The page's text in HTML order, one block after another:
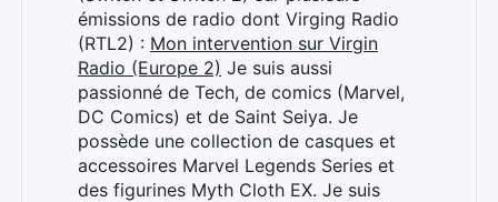
émissions de radio dont Virging Radio
(RTL2) : Mon intervention sur Virgin
Radio (Europe 2) Je suis aussi
passionné de Tech, de comics (Marvel,
DC Comics) et de Saint Seiya. Je
possède une collection de casques et
accessoires Marvel Legends Series et
des figurines Myth Cloth EX. Je suis
Rechercher
: